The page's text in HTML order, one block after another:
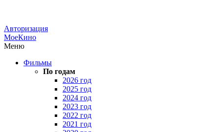
Авторизация
МоеКино
Меню
Фильмы
По годам
2026 год
2025 год
2024 год
2023 год
2022 год
2021 год